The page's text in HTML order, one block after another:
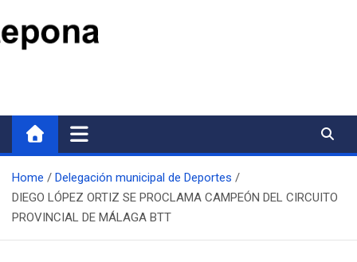
Home
Delegación municipal de Deportes
DIEGO LÓPEZ ORTIZ SE PROCLAMA CAMPEÓN DEL CIRCUITO
PROVINCIAL DE MÁLAGA BTT